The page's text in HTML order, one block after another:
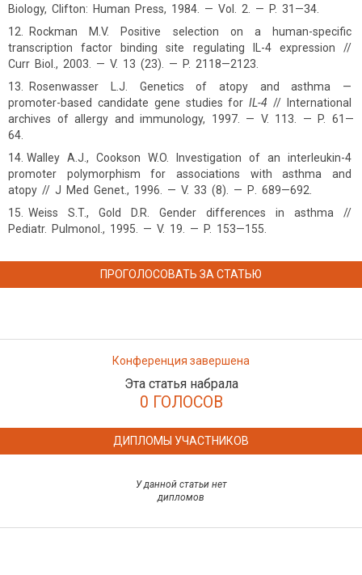
Biology, Clifton: Human Press, 1984. — Vol. 2. — P. 31—34.
Rockman M.V. Positive selection on a human-specific
transcription factor binding site regulating IL-4 expression //
Curr Biol., 2003. — V. 13 (23). — P. 2118—2123.
Rosenwasser L.J. Genetics of atopy and asthma —
promoter-based candidate gene studies forIL-4 // International
archives of allergy and immunology, 1997. — V. 113. — P. 61—
64.
Walley A.J., Cookson W.O. Investigation of an interleukin-4
promoter polymorphism for associations with asthma and
atopy // J Med Genet., 1996. — V. 33 (8). — Р. 689—692.
Weiss S.T., Gold D.R. Gender differences in asthma //
Pediatr. Pulmonol., 1995. — V. 19. — P. 153—155.
ПРОГОЛОСОВАТЬ ЗА СТАТЬЮ
Конференция завершена
Эта статья набрала
0 ГОЛОСОВ
ДИПЛОМЫ УЧАСТНИКОВ
У данной статьи нет
дипломов